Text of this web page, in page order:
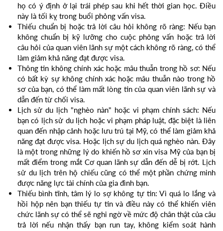
họ có ý định ở lại trái phép sau khi hết thời gian học. Điều
này là tối kỵ trong buổi phỏng vấn visa.
Thiếu chuẩn bị hoặc trả lời câu hỏi không rõ ràng: Nếu bạn
không chuẩn bị kỹ lưỡng cho cuộc phỏng vấn hoặc trả lời
câu hỏi của quan viên lãnh sự một cách không rõ ràng, có thể
làm giảm khả năng đạt được visa.
Thông tin không chính xác hoặc mâu thuẫn trong hồ sơ: Nếu
có bất kỳ sự không chính xác hoặc mâu thuẫn nào trong hồ
sơ của bạn, có thể làm mất lòng tin của quan viên lãnh sự và
dẫn đến từ chối visa.
Lịch sử du lịch "nghèo nàn" hoặc vi phạm chính sách: Nếu
bạn có lịch sử du lịch hoặc vi phạm pháp luật, đặc biệt là liên
quan đến nhập cảnh hoặc lưu trú tại Mỹ, có thể làm giảm khả
năng đạt được visa. Hoặc lịch sự du lịch quá nghèo nàn. Đây
là một trong những lý do khiến hồ sơ xin visa Mỹ của bạn bị
mất điểm trong mắt Cơ quan lãnh sự dẫn đến dễ bị rớt. Lịch
sử du lịch trên hộ chiếu cũng có thể một phần chứng minh
được năng lực tài chính của gia đình bạn.
Thiếu bình tĩnh, tâm lý lo sợ không tự tin: Vì quá lo lắng và
hồi hộp nên bạn thiếu tự tin và điều này có thể khiến viên
chức lãnh sự có thể sẽ nghi ngờ về mức độ chân thật của câu
trả lời nếu nhận thấy bạn run tay, không kiểm soát hành